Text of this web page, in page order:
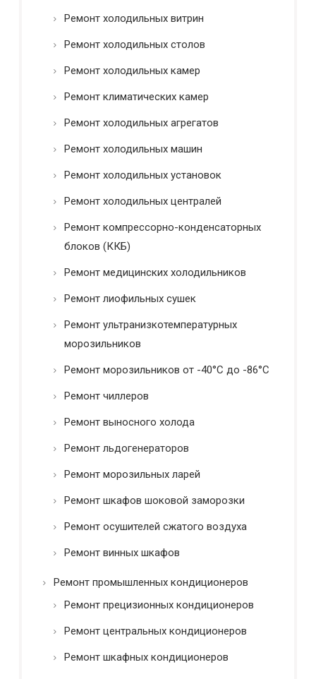
Ремонт холодильных витрин
Ремонт холодильных столов
Ремонт холодильных камер
Ремонт климатических камер
Ремонт холодильных агрегатов
Ремонт холодильных машин
Ремонт холодильных установок
Ремонт холодильных централей
Ремонт компрессорно-конденсаторных
блоков (ККБ)
Ремонт медицинских холодильников
Ремонт лиофильных сушек
Ремонт ультранизкотемпературных
морозильников
Ремонт морозильников от -40°C до -86°C
Ремонт чиллеров
Ремонт выносного холода
Ремонт льдогенераторов
Ремонт морозильных ларей
Ремонт шкафов шоковой заморозки
Ремонт осушителей сжатого воздуха
Ремонт винных шкафов
Ремонт промышленных кондиционеров
Ремонт прецизионных кондиционеров
Ремонт центральных кондиционеров
Ремонт шкафных кондиционеров